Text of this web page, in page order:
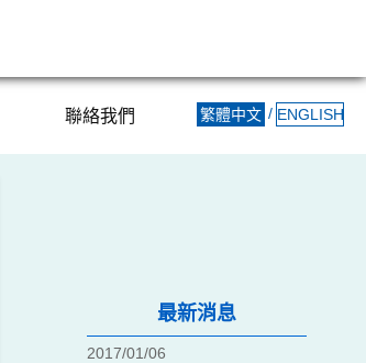
聯絡我們 ENGLISH
/
繁體中文
最新消息
2017/01/06